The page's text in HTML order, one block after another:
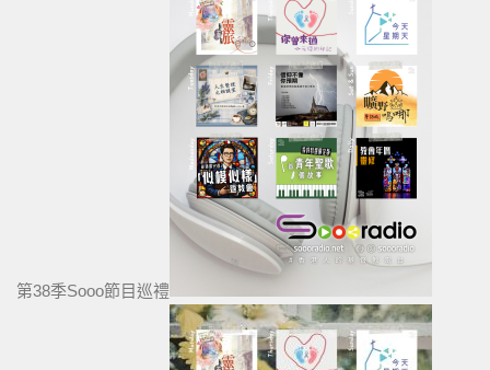
第38季Sooo節目巡禮